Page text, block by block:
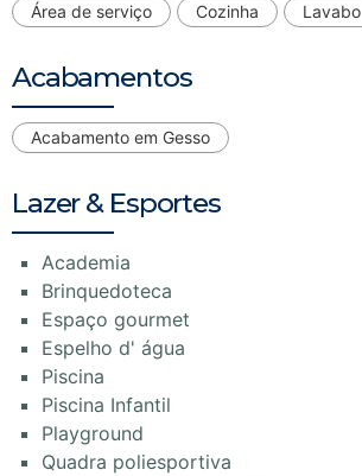
Área de serviço Cozinha Lavabo
Acabamentos
Acabamento em Gesso
Lazer & Esportes
Academia
Brinquedoteca
Espaço gourmet
Espelho d' água
Piscina
Piscina Infantil
Playground
Quadra poliesportiva